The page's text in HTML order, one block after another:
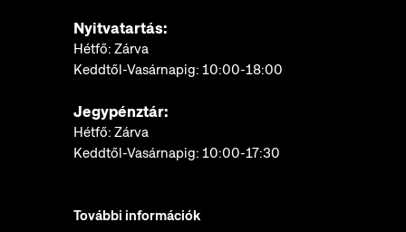
Nyitvatartás:
Hétfő: Zárva
Keddtől-Vasárnapig: 10:00-18:00
Jegypénztár:
Hétfő: Zárva
Keddtől-Vasárnapig: 10:00-17:30
További információk